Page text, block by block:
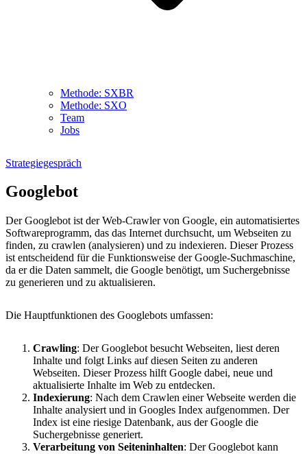
Methode: SXBR
Methode: SXO
Team
Jobs
Strategiegespräch
Googlebot
Der Googlebot ist der Web-Crawler von Google, ein automatisiertes
Softwareprogramm, das das Internet durchsucht, um Webseiten zu
finden, zu crawlen (analysieren) und zu indexieren. Dieser Prozess
ist entscheidend für die Funktionsweise der Google-Suchmaschine,
da er die Daten sammelt, die Google benötigt, um Suchergebnisse
zu generieren und zu aktualisieren.
Die Hauptfunktionen des Googlebots umfassen:
Crawling: Der Googlebot besucht Webseiten, liest deren
Inhalte und folgt Links auf diesen Seiten zu anderen
Webseiten. Dieser Prozess hilft Google dabei, neue und
aktualisierte Inhalte im Web zu entdecken.
Indexierung: Nach dem Crawlen einer Webseite werden die
Inhalte analysiert und in Googles Index aufgenommen. Der
Index ist eine riesige Datenbank, aus der Google die
Suchergebnisse generiert.
Verarbeitung von Seiteninhalten: Der Googlebot kann